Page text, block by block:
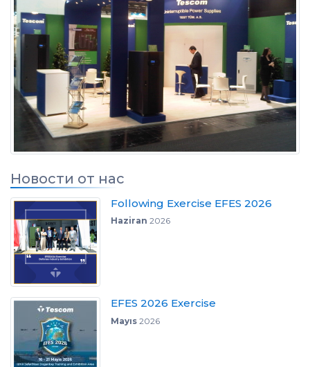
Новости от нас
Following Exercise EFES 2026
Haziran 2026
EFES 2026 Exercise
Mayıs2026